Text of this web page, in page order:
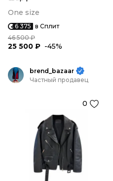
One size
6 375 в Сплит
46 500 ₽
25 500 ₽ -45%
brend_bazaar
Частный продавец
0